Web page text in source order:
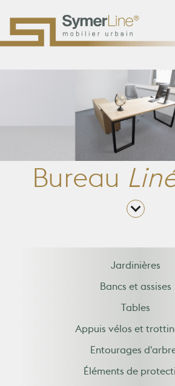
Bureau
Jardinières
Bancs et assises
Tables
Appuis vélos et
Entourages
Éléments de